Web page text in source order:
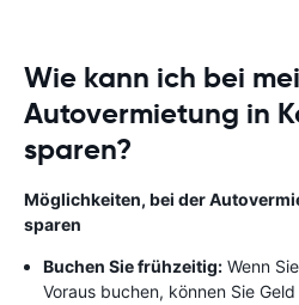
Wie kann ich bei
Autovermietung in
sparen?
Möglichkeiten, bei der
sparen
Buchen Sie frühzeitig: Wenn
Voraus buchen, können Sie